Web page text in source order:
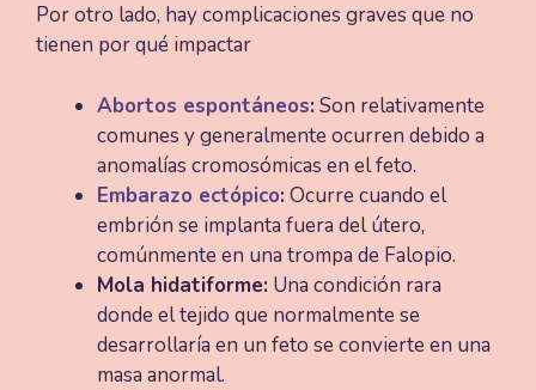
Por otro lado, hay complicaciones graves que no
tienen por qué impactar
Abortos espontáneos: Son relativamente
comunes y generalmente ocurren debido a
anomalías cromosómicas en el feto.
Embarazo ectópico: Ocurre cuando el
embrión se implanta fuera del útero,
comúnmente en una trompa de Falopio.
Mola hidatiforme: Una condición rara
donde el tejido que normalmente se
desarrollaría en un feto se convierte en una
masa anormal.